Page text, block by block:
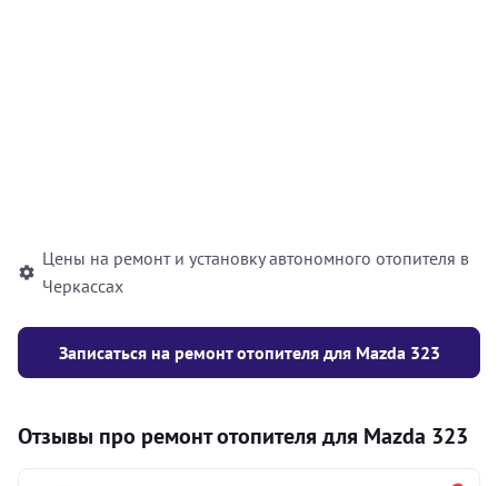
Цены на ремонт и установку автономного отопителя в
Черкассах
Записаться на ремонт отопителя для Mazda 323
Отзывы про ремонт отопителя для Mazda 323